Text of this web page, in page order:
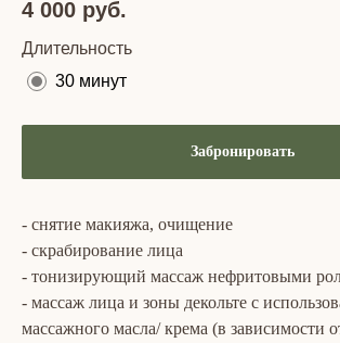
4 000 руб.
Длительность
30 минут
Забронировать
- снятие макияжа, очищение
- скрабирование лица
- тонизирующий массаж нефритовыми
- массаж лица и зоны декольте с
массажного масла/ крема (в зависимости